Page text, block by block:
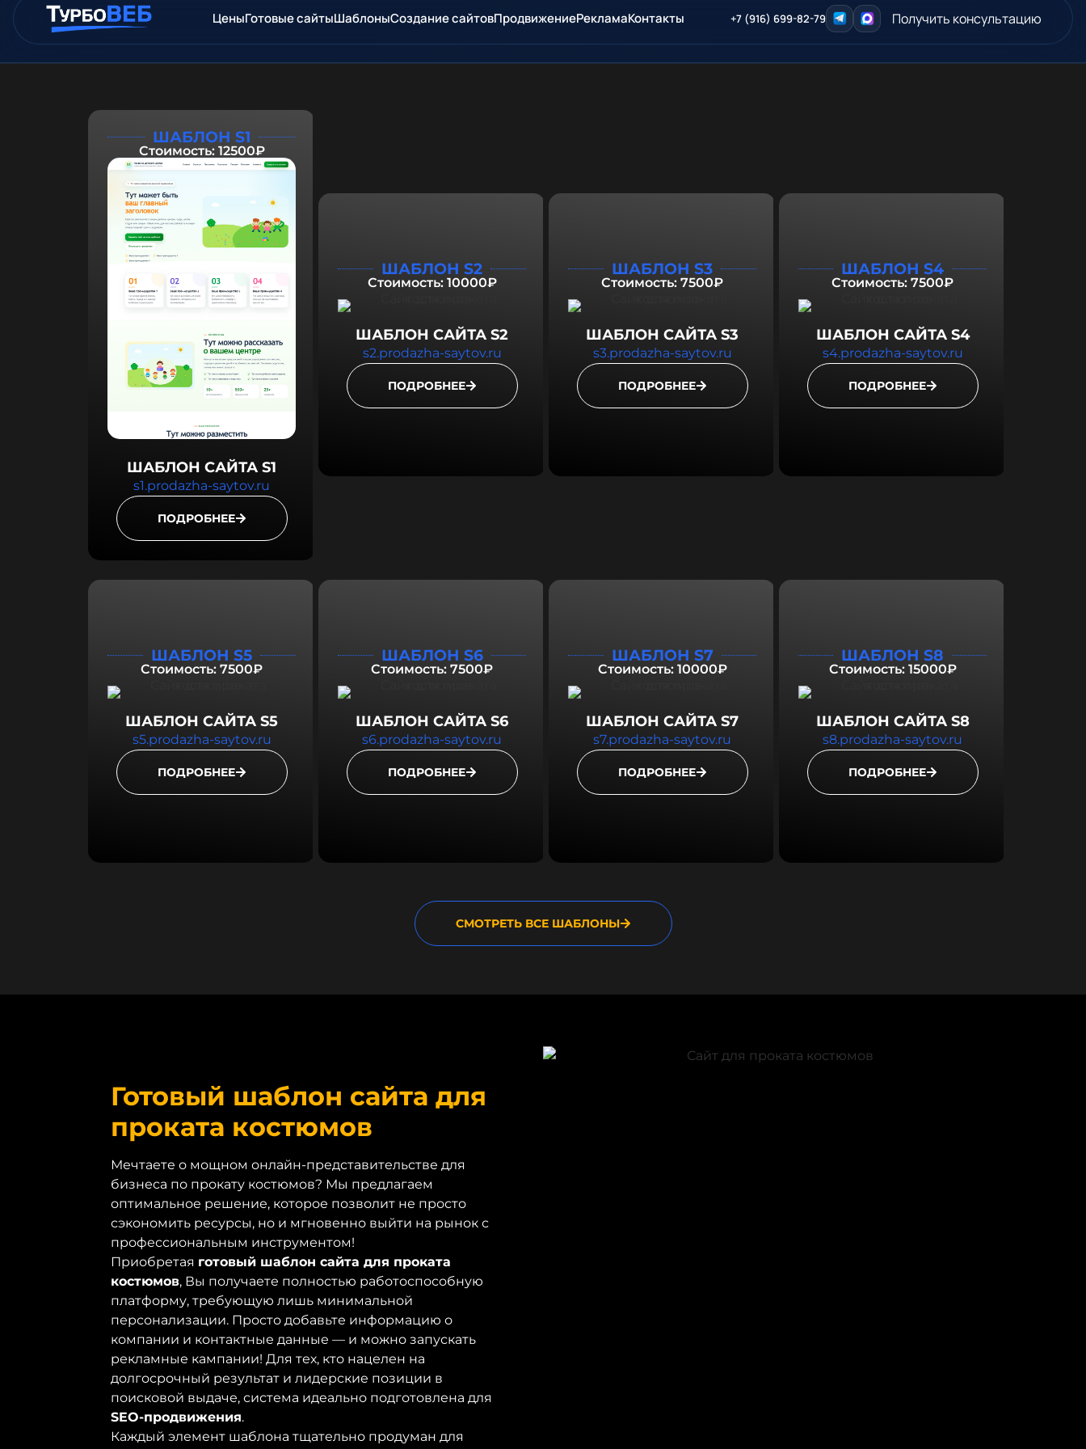
ШАБЛОН S1
Стоимость: 12500₽
ШАБЛОН САЙТА S1
s1.prodazha-saytov.ru
ПОДРОБНЕЕ
ШАБЛОН S2
Стоимость: 10000₽
ШАБЛОН САЙТА S2
s2.prodazha-saytov.ru
ПОДРОБНЕЕ
ШАБЛОН S3
Стоимость: 7500₽
ШАБЛОН САЙТА S3
s3.prodazha-saytov.ru
ПОДРОБНЕЕ
ШАБЛОН S4
Стоимость: 7500₽
ШАБЛОН САЙТА S4
s4.prodazha-saytov.ru
ПОДРОБНЕЕ
ШАБЛОН S5
Стоимость: 7500₽
ШАБЛОН САЙТА S5
s5.prodazha-saytov.ru
ПОДРОБНЕЕ
ШАБЛОН S6
Стоимость: 7500₽
ШАБЛОН САЙТА S6
s6.prodazha-saytov.ru
ПОДРОБНЕЕ
ШАБЛОН S7
Стоимость: 10000₽
ШАБЛОН САЙТА S7
s7.prodazha-saytov.ru
ПОДРОБНЕЕ
ШАБЛОН S8
Стоимость: 15000₽
ШАБЛОН САЙТА S8
s8.prodazha-saytov.ru
ПОДРОБНЕЕ
СМОТРЕТЬ ВСЕ ШАБЛОНЫ
Готовый шаблон сайта для
проката костюмов
Мечтаете о мощном онлайн-представительстве для
бизнеса по прокату костюмов? Мы предлагаем
оптимальное решение, которое позволит не просто
сэкономить ресурсы, но и мгновенно выйти на рынок с
профессиональным инструментом!
Приобретая готовый шаблон сайта для проката
костюмов, Вы получаете полностью работоспособную
платформу, требующую лишь минимальной
персонализации. Просто добавьте информацию о
компании и контактные данные — и можно запускать
рекламные кампании! Для тех, кто нацелен на
долгосрочный результат и лидерские позиции в
поисковой выдаче, система идеально подготовлена для
SEO-продвижения.
Каждый элемент шаблона тщательно продуман для
ЦеныГотовые сайтыШаблоныСоздание сайтовПродвижениеРекламаКонтакты +7 (916) 699-82-79 Получить консультацию